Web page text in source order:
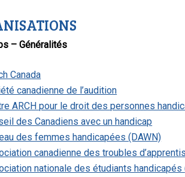
– Généralités
Canada
canadienne de l’audition
ARCH pour le droit des personnes
des Canadiens avec un handicap
des femmes handicapées (DAWN)
canadienne des troubles
nationale des étudiants handicapés